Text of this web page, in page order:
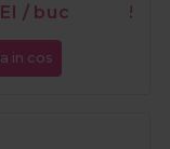
/ buc
in cos